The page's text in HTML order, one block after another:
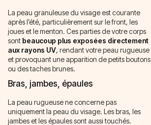
La peau granuleuse du visage est courante
après l’été, particulièrement sur le front, les
joues et le menton. Ces parties de votre corps
sont beaucoup plus exposées directement
aux rayons UV, rendant votre peau rugueuse
et provoquant une apparition de petits boutons
ou des taches brunes.
Bras, jambes, épaules
La peau rugueuse ne concerne pas
uniquement la peau du visage. Les bras, les
jambes et les épaules sont aussi touchés.